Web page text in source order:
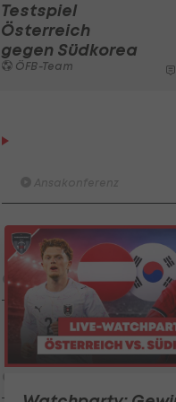
Testspiel
Österreich
gegen Südkorea
ÖFB-Team
ADMIRAL Bundesliga: Die
Predictions der
Ansakonferenz!
Ansakonferenz
Bundesliga 2026/27: Die
Saisonvorschau (Teil 1) I
#Ansakonferenz